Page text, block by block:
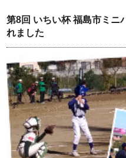
第8回 いちい杯 福島市ミニ
れました